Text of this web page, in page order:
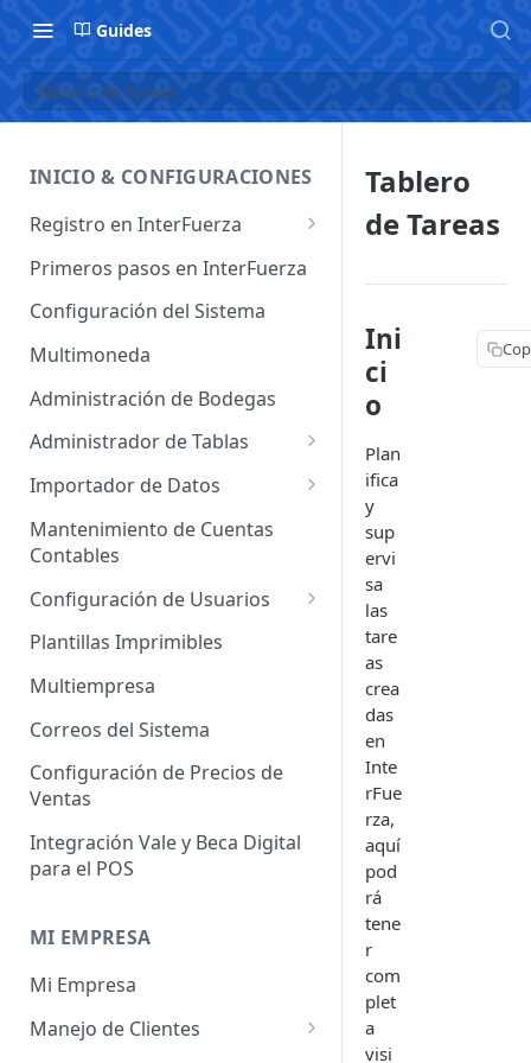
Guides
Tablero de Tareas
INICIO & CONFIGURACIONES
Registro en InterFuerza
Iniciar Sesión en InterFuerza
Recuperar Contraseña
Cómo pagar en línea sus
Primeros pasos en InterFuerza
Configuración del Sistema
Multimoneda
Administración de Bodegas
Administrador de Tablas
Administrador de Tablas de
Clientes
Administrador de Tablas para
Administrador de Tablas para
CRM
Administrador de Tablas para
Impuestos
Inventario
Sistema
Administrador de Tablas de
Importador de Datos
Importador de Cuentas
Contables
Importador de Clientes
Importador de Proveedores
Importador de Productos
Importador de Activos Fijos
Importador de Lista de Precios
Importador de Ajuste de
Inventario
Importador de Prospectos
Cobrar
Importador de Cuentas por
Pagar
Mantenimiento de Cuentas
Contables
Configuración de Usuarios
Permisos de Usuarios
Usuarios Invitados
Perfil de Usuario
Cómo eliminar usuarios
Plantillas Imprimibles
Multiempresa
Correos del Sistema
Configuración de Precios de
Ventas
Integración Vale y Beca Digital
para el POS
MI EMPRESA
Mi Empresa
Manejo de Clientes
Tablero
de Tareas
Ini
ci
o
Plan
ifica
y
sup
ervi
sa
las
tare
as
crea
das
en
Inte
rFue
rza,
aquí
pod
rá
tene
r
com
plet
a
visi